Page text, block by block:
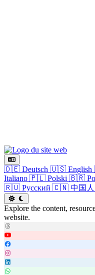
🇩🇪 Deutsch 🇺🇸 English
Italiano 🇵🇱 Polski 🇧🇷
🇷🇺 Русский 🇨🇳 中国人
Explore the content,
website.